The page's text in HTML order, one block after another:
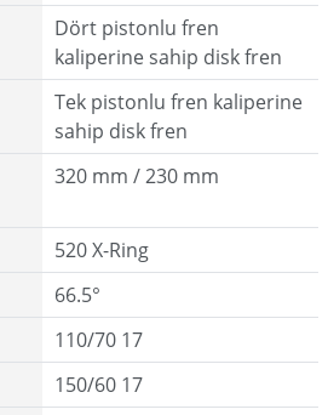
Dört pistonlu fren
kaliperine sahip disk fren
Tek pistonlu fren kaliperine
sahip disk fren
320 mm / 230 mm
520 X-Ring
66.5°
110/70 17
150/60 17